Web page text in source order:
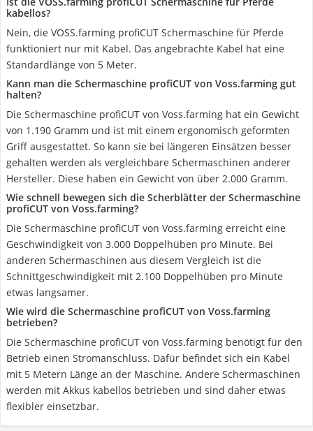
kabellos?
Nein, die VOSS.farming profiCUT Schermaschine für Pferde
funktioniert nur mit Kabel. Das angebrachte Kabel hat eine
Standardlänge von 5 Meter.
Kann man die Schermaschine profiCUT von Voss.farming gut
halten?
Die Schermaschine profiCUT von Voss.farming hat ein Gewicht
von 1.190 Gramm und ist mit einem ergonomisch geformten
Griff ausgestattet. So kann sie bei längeren Einsätzen besser
gehalten werden als vergleichbare Schermaschinen anderer
Hersteller. Diese haben ein Gewicht von über 2.000 Gramm.
Wie schnell bewegen sich die Scherblätter der Schermaschine
profiCUT von Voss.farming?
Die Schermaschine profiCUT von Voss.farming erreicht eine
Geschwindigkeit von 3.000 Doppelhüben pro Minute. Bei
anderen Schermaschinen aus diesem Vergleich ist die
Schnittgeschwindigkeit mit 2.100 Doppelhüben pro Minute
etwas langsamer.
Wie wird die Schermaschine profiCUT von Voss.farming
betrieben?
Die Schermaschine profiCUT von Voss.farming benötigt für den
Betrieb einen Stromanschluss. Dafür befindet sich ein Kabel
mit 5 Metern Länge an der Maschine. Andere Schermaschinen
werden mit Akkus kabellos betrieben und sind daher etwas
flexibler einsetzbar.